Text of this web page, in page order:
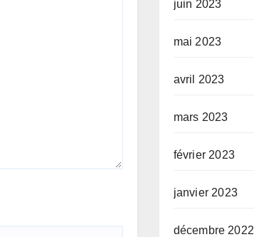
juin 2023
mai 2023
avril 2023
mars 2023
février 2023
janvier 2023
décembre 2022